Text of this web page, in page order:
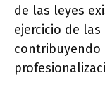
de las leyes
ejercicio de